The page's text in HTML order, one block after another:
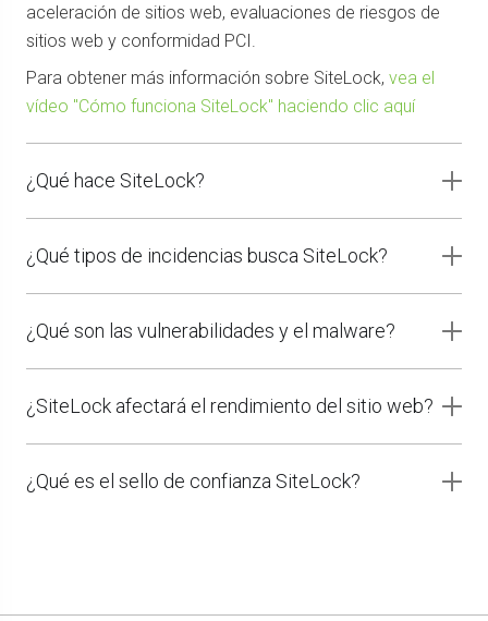
aceleración de sitios web, evaluaciones de riesgos de
sitios web y conformidad PCI.
Para obtener más información sobre SiteLock, vea el
vídeo "Cómo funciona SiteLock" haciendo clic aquí
¿Qué hace SiteLock?
¿Qué tipos de incidencias busca SiteLock?
¿Qué son las vulnerabilidades y el malware?
¿SiteLock afectará el rendimiento del sitio web?
¿Qué es el sello de confianza SiteLock?